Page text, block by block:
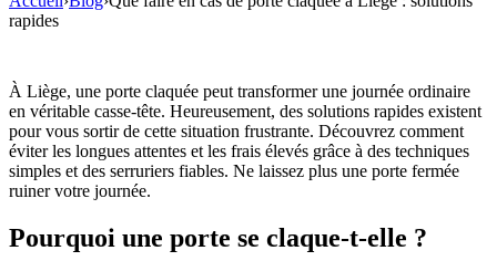
rapides
À Liège, une porte claquée peut transformer une journée ordinaire
en véritable casse-tête. Heureusement, des solutions rapides existent
pour vous sortir de cette situation frustrante. Découvrez comment
éviter les longues attentes et les frais élevés grâce à des techniques
simples et des serruriers fiables. Ne laissez plus une porte fermée
ruiner votre journée.
Pourquoi une porte se claque-t-elle ?